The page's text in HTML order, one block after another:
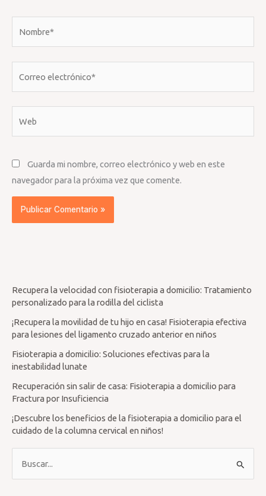
Guarda mi nombre, correo electrónico y web en este
navegador para la próxima vez que comente.
Recupera la velocidad con fisioterapia a domicilio: Tratamiento
personalizado para la rodilla del ciclista
¡Recupera la movilidad de tu hijo en casa! Fisioterapia efectiva
para lesiones del ligamento cruzado anterior en niños
Fisioterapia a domicilio: Soluciones efectivas para la
inestabilidad lunate
Recuperación sin salir de casa: Fisioterapia a domicilio para
Fractura por Insuficiencia
¡Descubre los beneficios de la fisioterapia a domicilio para el
cuidado de la columna cervical en niños!